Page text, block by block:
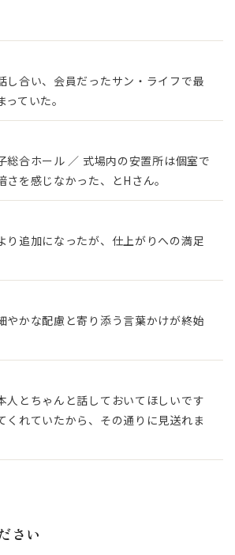
し合い、会員だったサン・ライフで最
ていた。
総合ホール ／ 式場内の安置所は個室で
を感じなかった、とHさん。
り追加になったが、仕上がりへの満足
やかな配慮と寄り添う言葉かけが終始
人とちゃんと話しておいてほしいです
くれていたから、その通りに見送れま
さい